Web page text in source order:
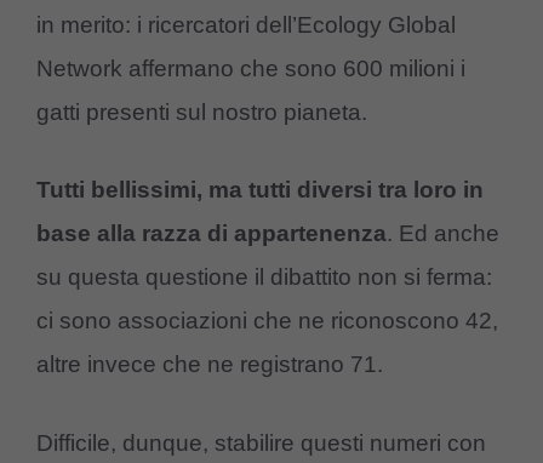
in merito: i ricercatori dell’Ecology Global
Network affermano che sono 600 milioni i
gatti presenti sul nostro pianeta.
Tutti bellissimi, ma tutti diversi tra loro in
base alla razza di appartenenza. Ed anche
su questa questione il dibattito non si ferma:
ci sono associazioni che ne riconoscono 42,
altre invece che ne registrano 71.
Difficile, dunque, stabilire questi numeri con